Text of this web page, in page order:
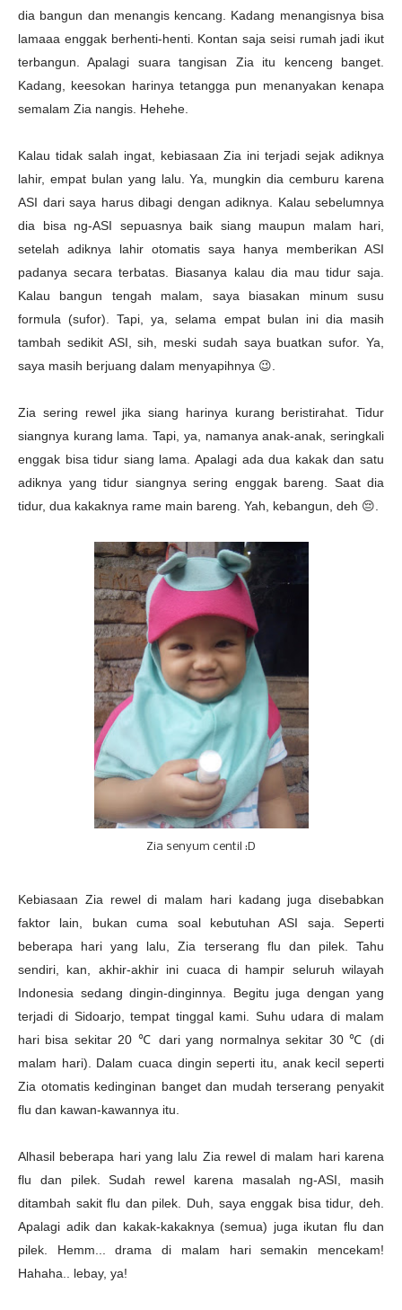
dia bangun dan menangis kencang. Kadang menangisnya bisa
lamaaa enggak berhenti-henti. Kontan saja seisi rumah jadi ikut
terbangun. Apalagi suara tangisan Zia itu kenceng banget.
Kadang, keesokan harinya tetangga pun menanyakan kenapa
semalam Zia nangis. Hehehe.
Kalau tidak salah ingat, kebiasaan Zia ini terjadi sejak adiknya
lahir, empat bulan yang lalu. Ya, mungkin dia cemburu karena
ASI dari saya harus dibagi dengan adiknya. Kalau sebelumnya
dia bisa ng-ASI sepuasnya baik siang maupun malam hari,
setelah adiknya lahir otomatis saya hanya memberikan ASI
padanya secara terbatas. Biasanya kalau dia mau tidur saja.
Kalau bangun tengah malam, saya biasakan minum susu
formula (sufor). Tapi, ya, selama empat bulan ini dia masih
tambah sedikit ASI, sih, meski sudah saya buatkan sufor. Ya,
saya masih berjuang dalam menyapihnya 😉.
Zia sering rewel jika siang harinya kurang beristirahat. Tidur
siangnya kurang lama. Tapi, ya, namanya anak-anak, seringkali
enggak bisa tidur siang lama. Apalagi ada dua kakak dan satu
adiknya yang tidur siangnya sering enggak bareng. Saat dia
tidur, dua kakaknya rame main bareng. Yah, kebangun, deh 😔.
Zia senyum centil :D
Kebiasaan Zia rewel di malam hari kadang juga disebabkan
faktor lain, bukan cuma soal kebutuhan ASI saja. Seperti
beberapa hari yang lalu, Zia terserang flu dan pilek. Tahu
sendiri, kan, akhir-akhir ini cuaca di hampir seluruh wilayah
Indonesia sedang dingin-dinginnya. Begitu juga dengan yang
terjadi di Sidoarjo, tempat tinggal kami. Suhu udara di malam
hari bisa sekitar 20 ℃ dari yang normalnya sekitar 30℃ (di
malam hari). Dalam cuaca dingin seperti itu, anak kecil seperti
Zia otomatis kedinginan banget dan mudah terserang penyakit
flu dan kawan-kawannya itu.
Alhasil beberapa hari yang lalu Zia rewel di malam hari karena
flu dan pilek. Sudah rewel karena masalah ng-ASI, masih
ditambah sakit flu dan pilek. Duh, saya enggak bisa tidur, deh.
Apalagi adik dan kakak-kakaknya (semua) juga ikutan flu dan
pilek. Hemm... drama di malam hari semakin mencekam!
Hahaha.. lebay, ya!